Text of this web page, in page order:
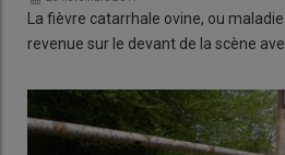
La fièvre catarrhale ovine, ou
revenue sur le devant de la scène